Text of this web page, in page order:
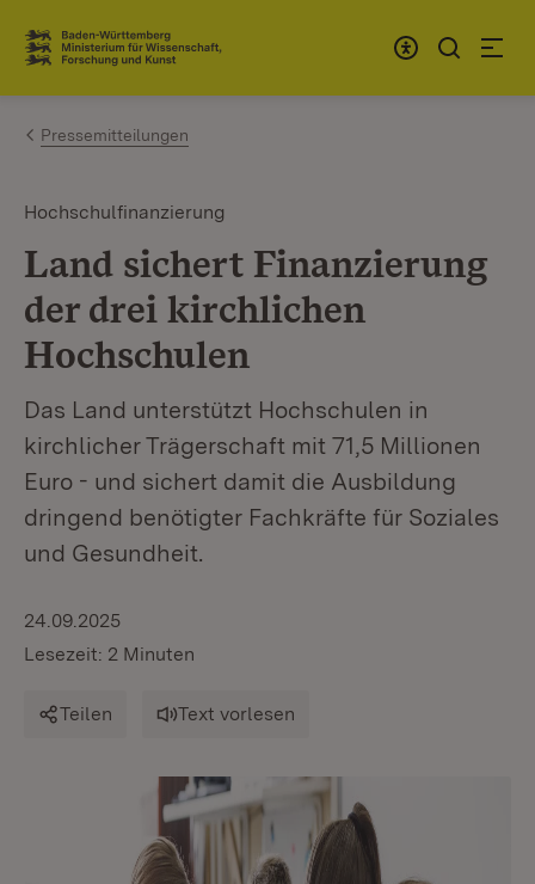
Zum Inhalt springen
Link zur Startseite
Pressemitteilungen
Hochschulfinanzierung
Land sichert Finanzierung
der drei kirchlichen
Hochschulen
Das Land unterstützt Hochschulen in
kirchlicher Trägerschaft mit 71,5 Millionen
Euro - und sichert damit die Ausbildung
dringend benötigter Fachkräfte für Soziales
und Gesundheit.
24.09.2025
Lesezeit: 2 Minuten
Teilen Text vorlesen